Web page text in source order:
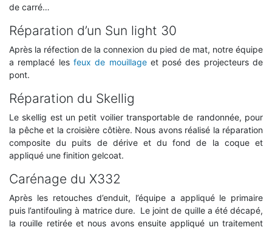
de carré…
Réparation d’un Sun light 30
Après la réfection de la connexion du pied de mat, notre équipe
a remplacé les feux de mouillage et posé des projecteurs de
pont.
Réparation du Skellig
Le skellig est un petit voilier transportable de randonnée, pour
la pêche et la croisière côtière. Nous avons réalisé la réparation
composite du puits de dérive et du fond de la coque et
appliqué une finition gelcoat.
Carénage du X332
Après les retouches d’enduit, l’équipe a appliqué le primaire
puis l’antifouling à matrice dure. Le joint de quille a été décapé,
la rouille retirée et nous avons ensuite appliqué un traitement